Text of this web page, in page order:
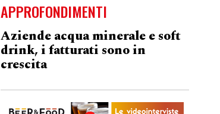
APPROFONDIMENTI
Aziende acqua minerale e soft
drink, i fatturati sono in
crescita